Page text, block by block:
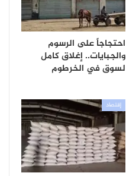
احتجاجاً على الرسوم
والجبايات.. إغلاق كامل
لسوق في الخرطوم
إقتصاد